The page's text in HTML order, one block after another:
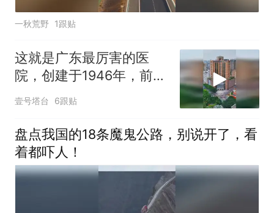
一秋荒野 1跟贴
这就是广东最厉害的医
院，创建于1946年，前身
为广州中央医院
壹号塔台 6跟贴
盘点我国的18条魔鬼公路，别说开了，看
着都吓人！